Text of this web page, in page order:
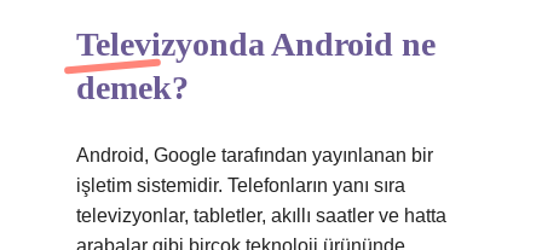
Televizyonda Android ne
demek?
Android, Google tarafından yayınlanan bir
işletim sistemidir. Telefonların yanı sıra
televizyonlar, tabletler, akıllı saatler ve hatta
arabalar gibi birçok teknoloji ürününde